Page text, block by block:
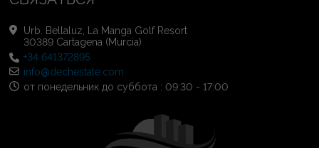
Urb. Bellaluz, La Manga Golf Resort
30389 Cartagena (Murcia)
+34 641372895
info@dechestate.com
от понедельник до суббота : 09:30 - 17:00